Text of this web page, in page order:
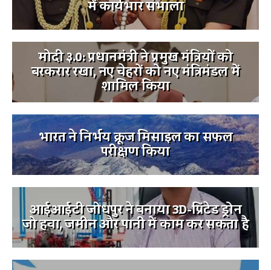
में कार्यभार संभाला
मोदी ३.0: प्रधानमंत्री ने प्रमुख मंत्रियों को
बरकरार रखा, नए चेहरों को नए मंत्रिमंडल में
शामिल किया
भारत ने निर्भय क्रूज मिसाइल का सफल
परीक्षण किया
आईआईटी जोधपुर ने बनाया 3D-प्रिंटेड ड्रोन
जो हवा, जमीन और पानी में काम कर सकता है